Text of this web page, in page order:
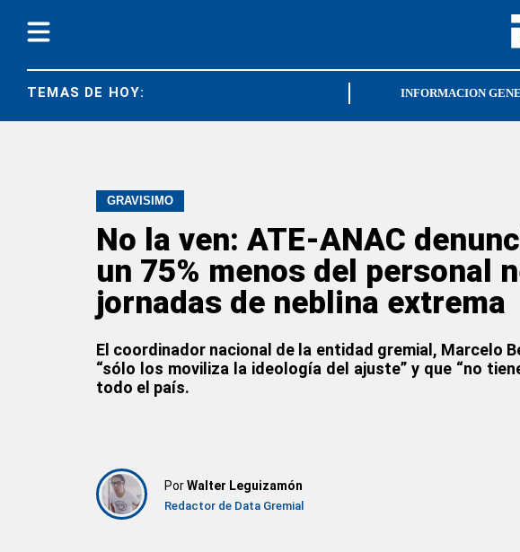
TEMAS DE HOY: ATE NACIONAL
INFORMACION
GRAVÍSIMO
No la ven: ATE-ANAC
un 75% menos del personal
jornadas de neblina extrema
El coordinador nacional de la entidad gremial, Marcelo
“sólo los moviliza la ideología del ajuste” y que “no
todo el país.
PorWalter Leguizamón
Redactor de Data Gremial